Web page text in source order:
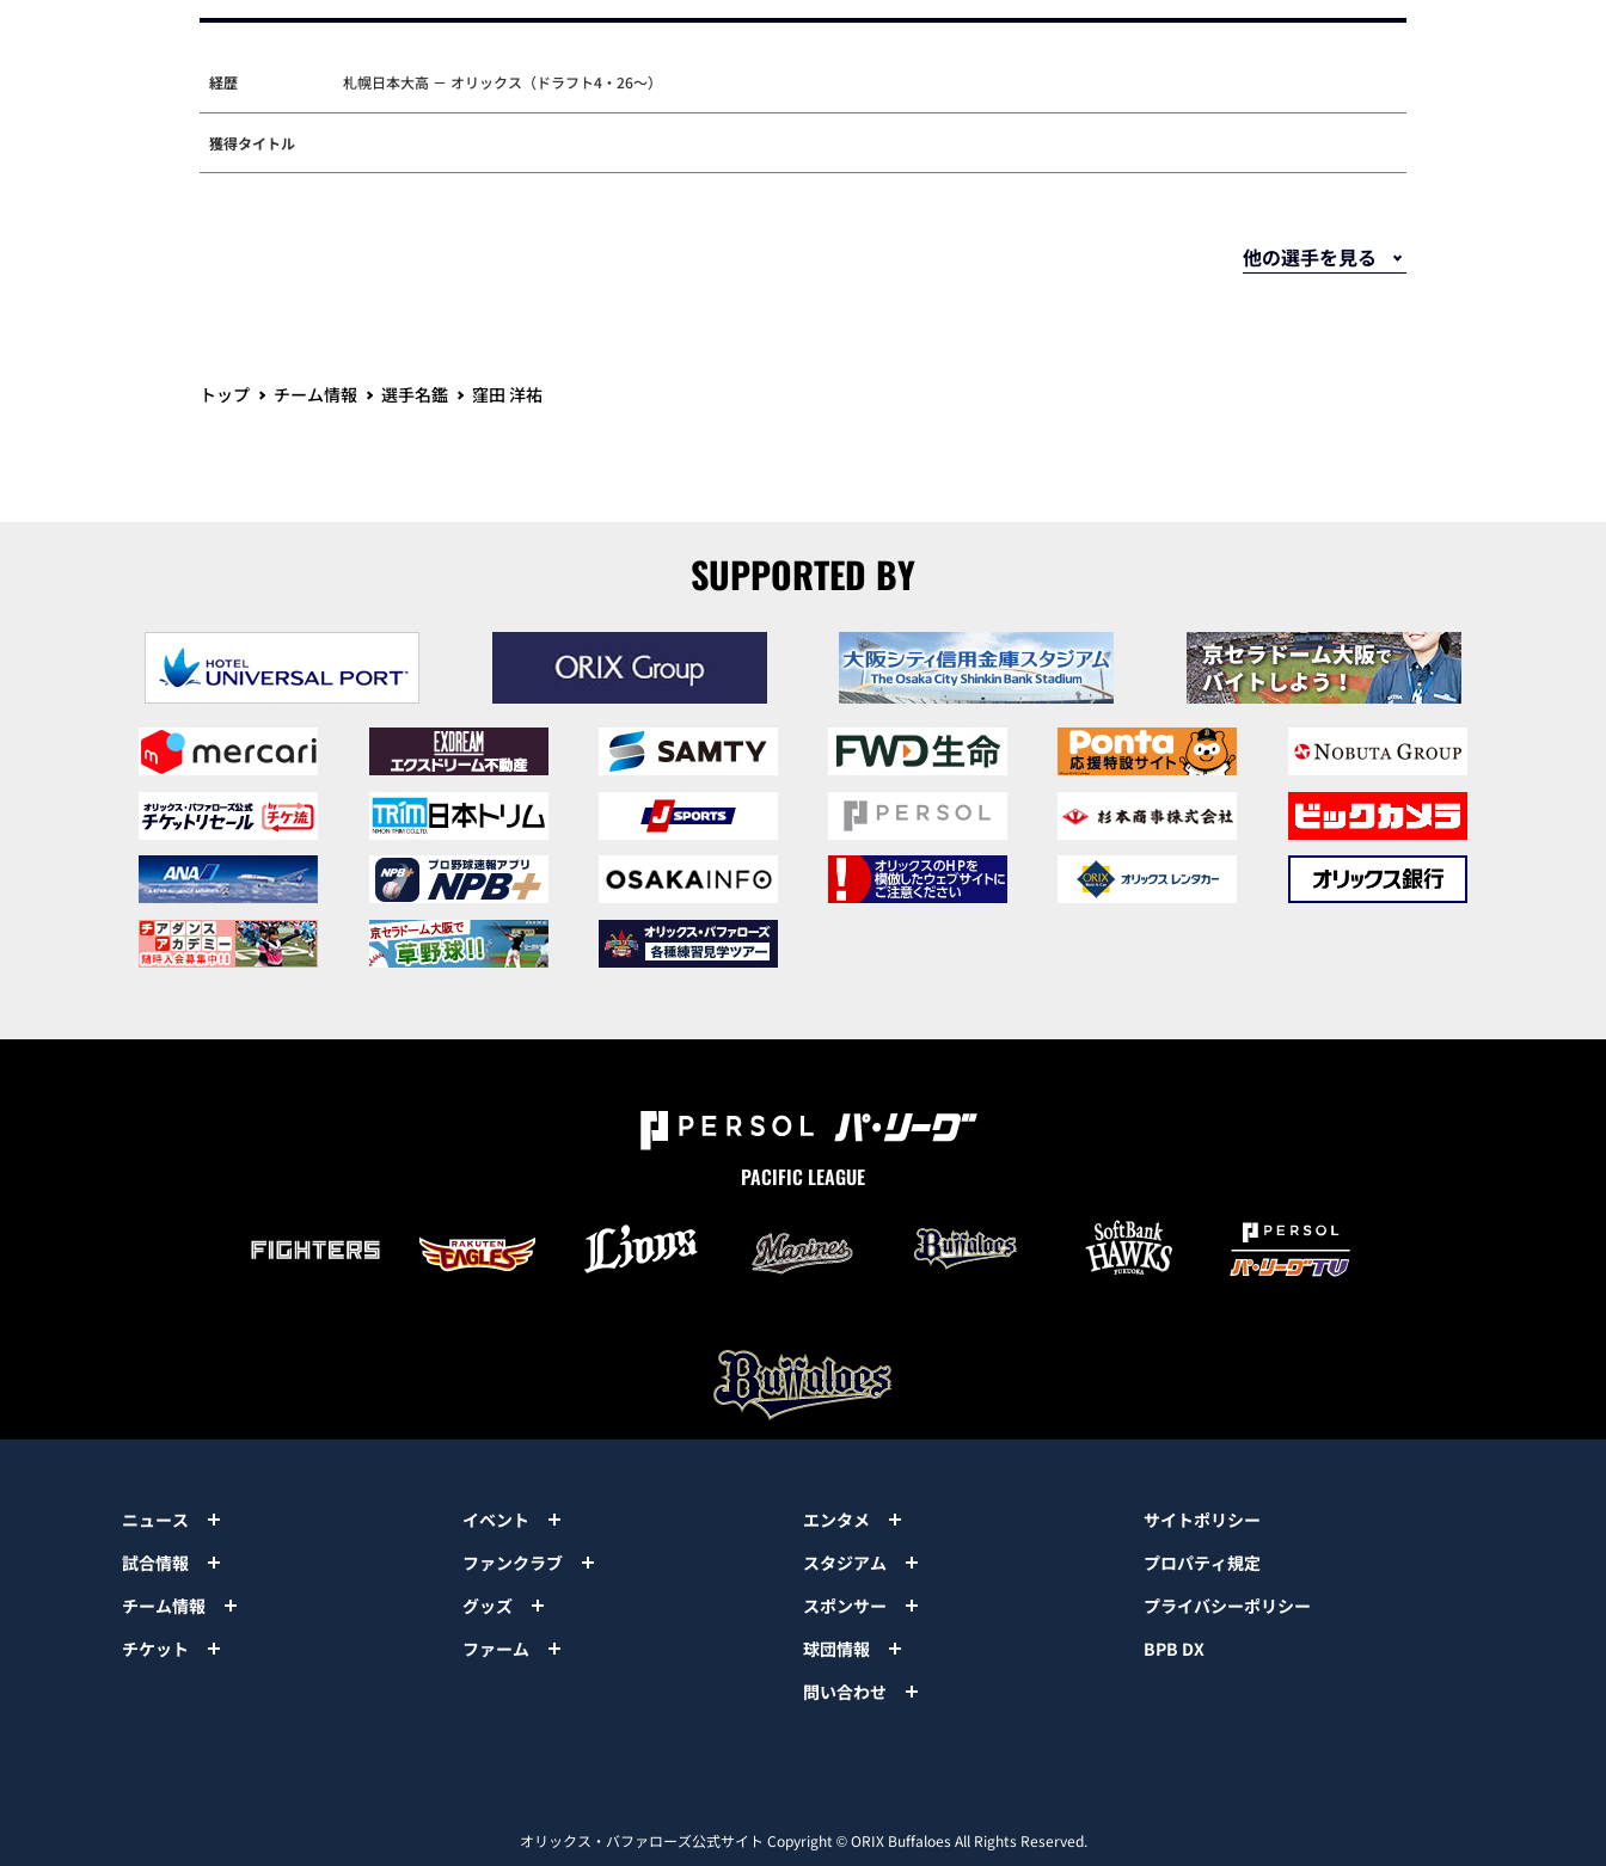
経歴 札幌日本大高 － オリックス（ドラフト4・26～）
獲得タイトル
トップ チーム情報 選手名鑑 窪田 洋祐
SUPPORTED BY
PACIFIC LEAGUE
ニュース
試合情報
チーム情報
チケット
イベント
ファンクラブ
グッズ
ファーム
エンタメ
スタジアム
スポンサー
球団情報
問い合わせ
サイトポリシー
プロパティ規定
プライバシーポリシー
BPB DX
オリックス・バファローズ公式サイト Copyright © ORIX Buffaloes All Rights Reserved.